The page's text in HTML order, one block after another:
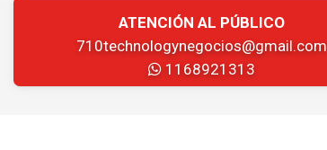
ATENCIÓN AL PÚBLICO
710technologynegocios@gmail.com
1168921313